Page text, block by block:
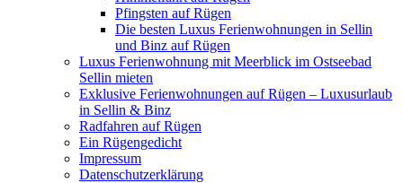
Pfingsten auf Rügen
Die besten Luxus Ferienwohnungen in Sellin
und Binz auf Rügen
Luxus Ferienwohnung mit Meerblick im Ostseebad
Sellin mieten
Exklusive Ferienwohnungen auf Rügen – Luxusurlaub
in Sellin & Binz
Radfahren auf Rügen
Ein Rügengedicht
Impressum
Datenschutzerklärung